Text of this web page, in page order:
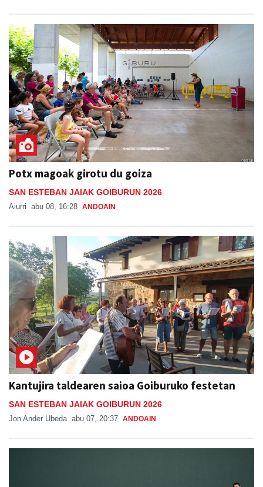
Potx magoak girotu du goiza
SAN ESTEBAN JAIAK GOIBURUN 2026
Aiurri abu 08, 16:28 ANDOAIN
Kantujira taldearen saioa Goiburuko festetan
SAN ESTEBAN JAIAK GOIBURUN 2026
Jon Ander Ubeda abu 07, 20:37 ANDOAIN